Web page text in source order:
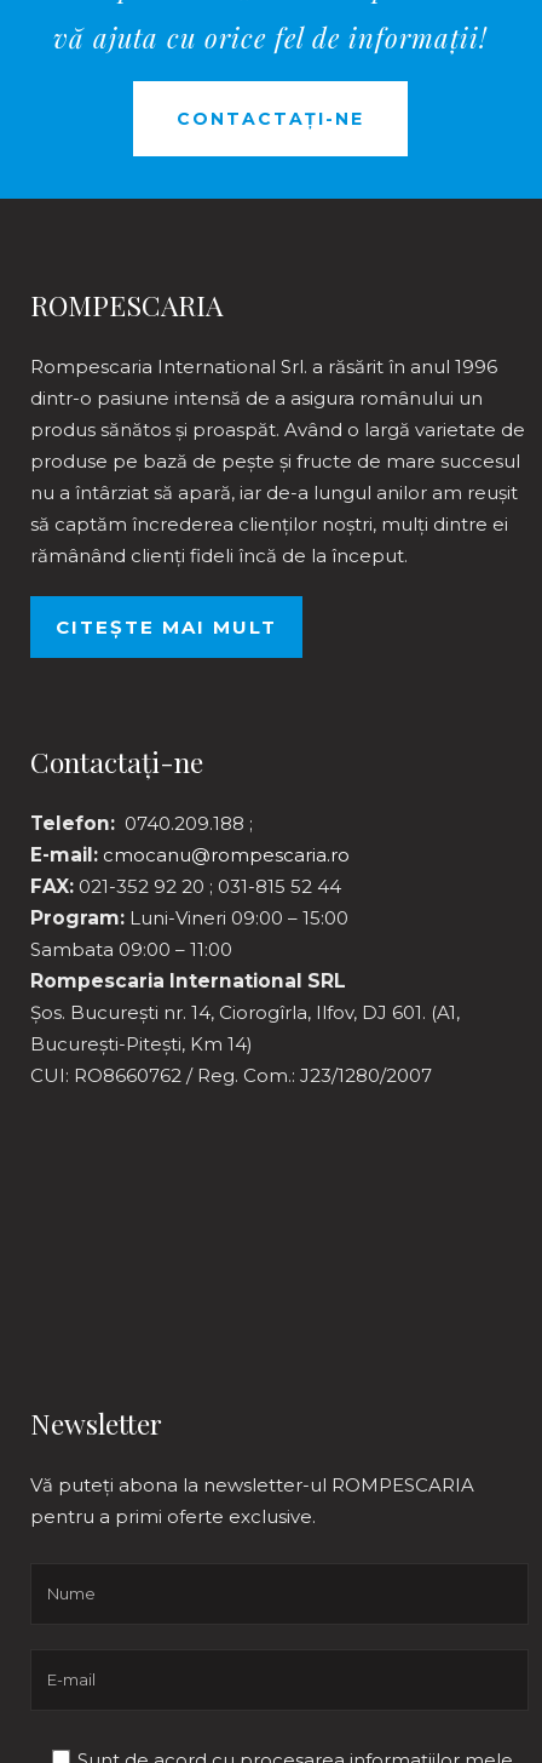
vă ajuta cu orice fel de informații!
CONTACTAȚI-NE
ROMPESCARIA
Rompescaria International Srl. a răsărit în anul 1996
dintr-o pasiune intensă de a asigura românului un
produs sănătos și proaspăt. Având o largă varietate de
produse pe bază de pește și fructe de mare succesul
nu a întârziat să apară, iar de-a lungul anilor am reușit
să captăm încrederea clienților noștri, mulți dintre ei
rămânând clienți fideli încă de la început.
CITEȘTE MAI MULT
Contactați-ne
Telefon: 0740.209.188 ;
E-mail: cmocanu@rompescaria.ro
FAX: 021-352 92 20 ; 031-815 52 44
Program: Luni-Vineri 09:00 – 15:00
Sambata 09:00 – 11:00
Rompescaria International SRL
Șos. București nr. 14, Ciorogîrla, Ilfov, DJ 601. (A1,
București-Pitești, Km 14)
CUI: RO8660762 / Reg. Com.: J23/1280/2007
Newsletter
Vă puteți abona la newsletter-ul ROMPESCARIA
pentru a primi oferte exclusive.